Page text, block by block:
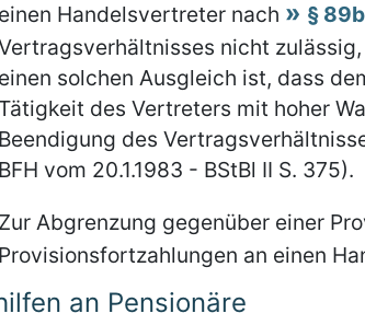
einen Handelsvertreter nach
§
nicht
einen solchen Ausgleich ist, dass
Tätigkeit des Vertreters mit hoher
Beendigung des
BFH vom 20.1.1983 - BStBl II S. 375).
Zur Abgrenzung gegenüber einer
Provisionsfortzahlungen an einen
an Pensionäre